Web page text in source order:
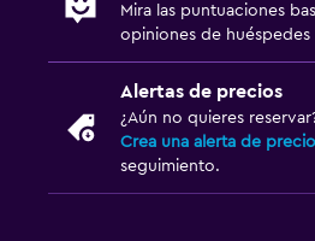
Mira las puntuaciones
opiniones de huéspedes
Alertas de precios
¿Aún no quieres
Crea una alerta de
seguimiento.